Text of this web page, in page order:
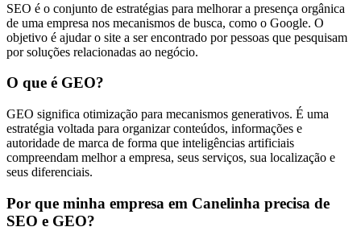
SEO é o conjunto de estratégias para melhorar a presença orgânica
de uma empresa nos mecanismos de busca, como o Google. O
objetivo é ajudar o site a ser encontrado por pessoas que pesquisam
por soluções relacionadas ao negócio.
O que é GEO?
GEO significa otimização para mecanismos generativos. É uma
estratégia voltada para organizar conteúdos, informações e
autoridade de marca de forma que inteligências artificiais
compreendam melhor a empresa, seus serviços, sua localização e
seus diferenciais.
Por que minha empresa em Canelinha precisa de
SEO e GEO?